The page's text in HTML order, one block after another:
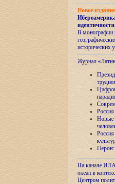
Новое
идентичности
В монографии
исторических
Журнал
Новые
Перон:
На канале
океан в
Центром